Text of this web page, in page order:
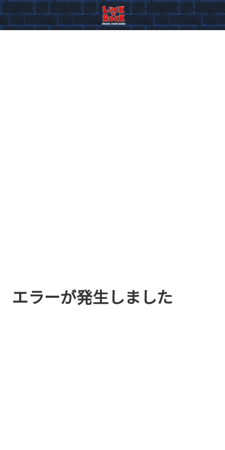
エラーが発生しました